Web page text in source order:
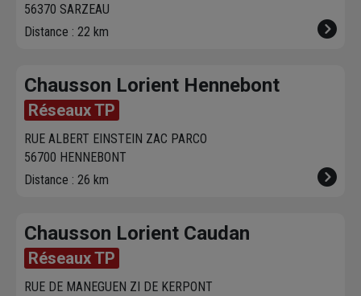
56370 SARZEAU
Distance : 22 km
Chausson Lorient Hennebont
Réseaux TP
RUE ALBERT EINSTEIN ZAC PARCO
56700 HENNEBONT
Distance : 26 km
Chausson Lorient Caudan
Réseaux TP
RUE DE MANEGUEN ZI DE KERPONT